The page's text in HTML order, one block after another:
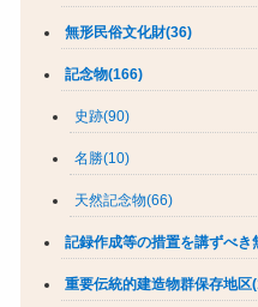
無形民俗文化財(36)
記念物(166)
史跡(90)
名勝(10)
天然記念物(66)
記録作成等の措置を講ずべ
重要伝統的建造物群保存地区